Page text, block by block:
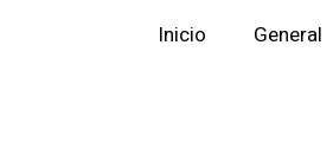
Inicio General